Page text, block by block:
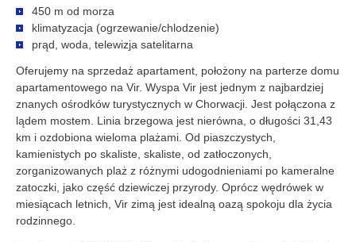
450 m od morza
klimatyzacja (ogrzewanie/chlodzenie)
prąd, woda, telewizja satelitarna
Oferujemy na sprzedaż apartament, położony na parterze domu
apartamentowego na Vir. Wyspa Vir jest jednym z najbardziej
znanych ośrodków turystycznych w Chorwacji. Jest połączona z
lądem mostem. Linia brzegowa jest nierówna, o długości 31,43
km i ozdobiona wieloma plażami. Od piaszczystych,
kamienistych po skaliste, skaliste, od zatłoczonych,
zorganizowanych plaż z różnymi udogodnieniami po kameralne
zatoczki, jako część dziewiczej przyrody. Oprócz wędrówek w
miesiącach letnich, Vir zimą jest idealną oazą spokoju dla życia
rodzinnego.